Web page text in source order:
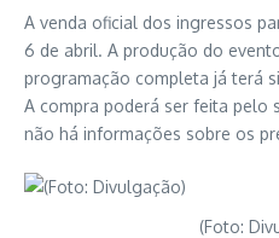
A venda oficial dos ingressos
6 de abril. A produção do
programação completa já terá
A compra poderá ser feita pelo
não há informações sobre os
(Foto: